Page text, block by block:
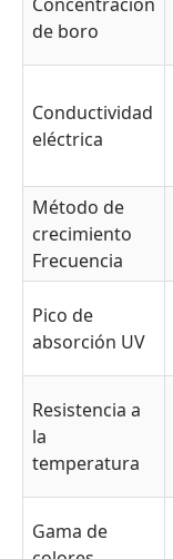
de boro
Conductividad
eléctrica
Método de
crecimiento
Frecuencia
Pico de
absorción UV
Resistencia a
la
temperatura
Gama de